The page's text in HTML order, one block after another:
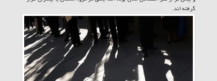
گرفته اند.